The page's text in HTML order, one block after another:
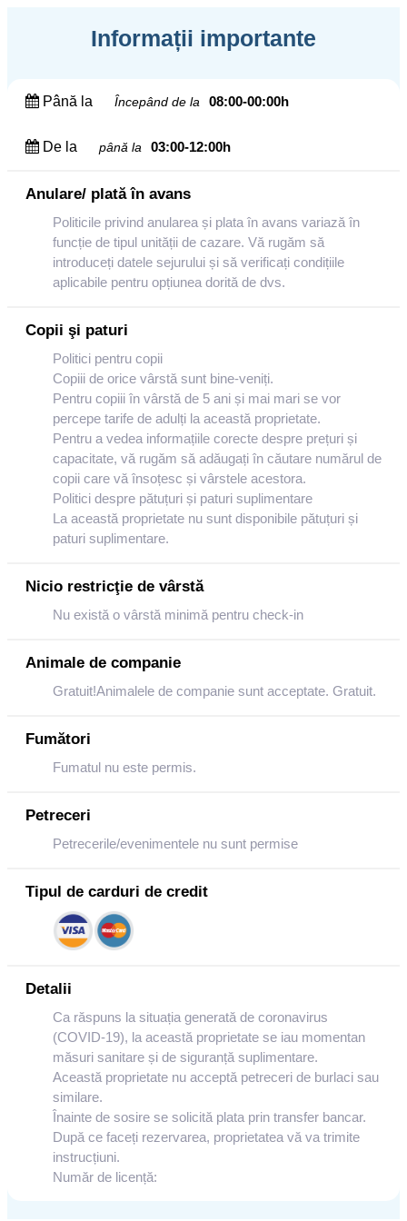
Informații importante
Până la Începând de la 08:00-00:00h
De la până la 03:00-12:00h
Anulare/ plată în avans
Politicile privind anularea și plata în avans variază în
funcție de tipul unității de cazare. Vă rugăm să
introduceți datele sejurului și să verificați condițiile
aplicabile pentru opțiunea dorită de dvs.
Copii şi paturi
Politici pentru copii
Copiii de orice vârstă sunt bine-veniți.
Pentru copiii în vârstă de 5 ani și mai mari se vor
percepe tarife de adulți la această proprietate.
Pentru a vedea informațiile corecte despre prețuri și
capacitate, vă rugăm să adăugați în căutare numărul de
copii care vă însoțesc și vârstele acestora.
Politici despre pătuțuri și paturi suplimentare
La această proprietate nu sunt disponibile pătuțuri și
paturi suplimentare.
Nicio restricţie de vârstă
Nu există o vârstă minimă pentru check-in
Animale de companie
Gratuit!Animalele de companie sunt acceptate. Gratuit.
Fumători
Fumatul nu este permis.
Petreceri
Petrecerile/evenimentele nu sunt permise
Tipul de carduri de credit
Detalii
Ca răspuns la situația generată de coronavirus
(COVID-19), la această proprietate se iau momentan
măsuri sanitare și de siguranță suplimentare.
Această proprietate nu acceptă petreceri de burlaci sau
similare.
Înainte de sosire se solicită plata prin transfer bancar.
După ce faceți rezervarea, proprietatea vă va trimite
instrucțiuni.
Număr de licență: